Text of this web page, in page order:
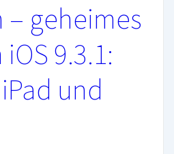
– geheimes
9.3.1:
und